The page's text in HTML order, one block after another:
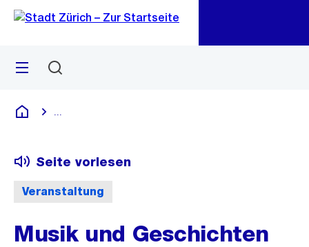
Navigation
Sprunglink
Menü
Deutsch
Veranstaltung
Seite vorlesen
Musik und Geschichten